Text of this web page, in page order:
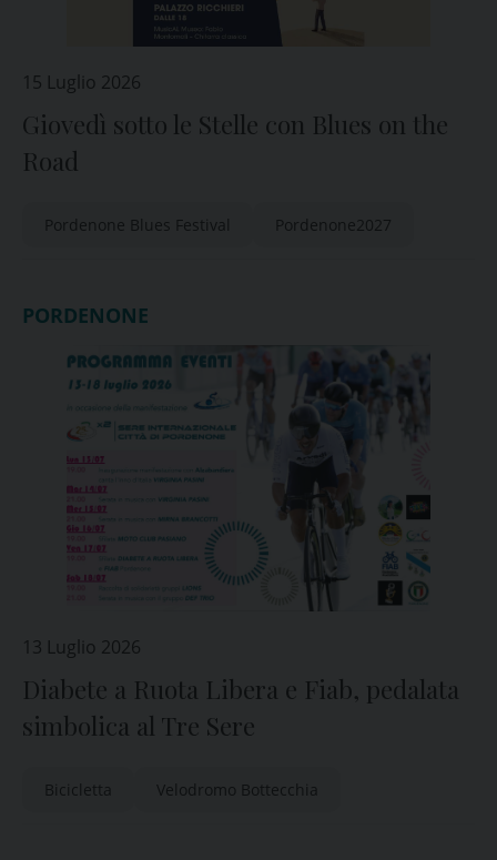
15 Luglio 2026
Giovedì sotto le Stelle con Blues on the
Road
Pordenone Blues Festival Pordenone2027
PORDENONE
13 Luglio 2026
Diabete a Ruota Libera e Fiab, pedalata
simbolica al Tre Sere
Bicicletta Velodromo Bottecchia